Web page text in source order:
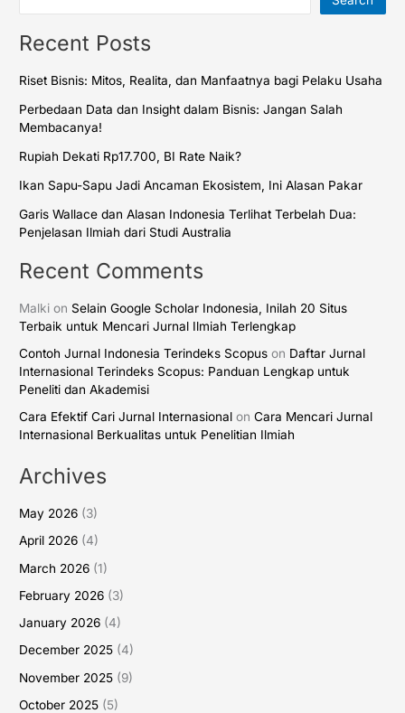
Recent Posts
Riset Bisnis: Mitos, Realita, dan Manfaatnya bagi Pelaku Usaha
Perbedaan Data dan Insight dalam Bisnis: Jangan Salah
Membacanya!
Rupiah Dekati Rp17.700, BI Rate Naik?
Ikan Sapu-Sapu Jadi Ancaman Ekosistem, Ini Alasan Pakar
Garis Wallace dan Alasan Indonesia Terlihat Terbelah Dua:
Penjelasan Ilmiah dari Studi Australia
Recent Comments
Malki onSelain Google Scholar Indonesia, Inilah 20 Situs
Terbaik untuk Mencari Jurnal Ilmiah Terlengkap
Contoh Jurnal Indonesia Terindeks Scopus on Daftar Jurnal
Internasional Terindeks Scopus: Panduan Lengkap untuk
Peneliti dan Akademisi
Cara Efektif Cari Jurnal Internasional onCara Mencari Jurnal
Internasional Berkualitas untuk Penelitian Ilmiah
Archives
May 2026 (3)
April 2026 (4)
March 2026 (1)
February 2026 (3)
January 2026 (4)
December 2025 (4)
November 2025 (9)
October 2025 (5)